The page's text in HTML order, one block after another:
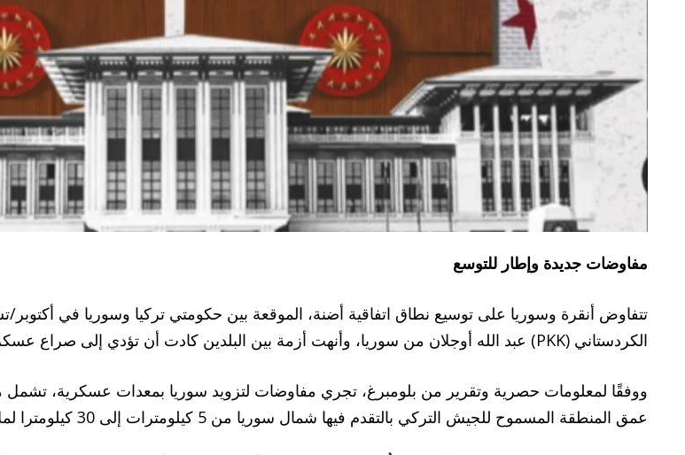
مفاوضات جديدة وإطار للتوسع
الكردستاني (PKK) عبد الله أوجلان من سوريا، وأنهت أزمة بين البلدين كادت أن تؤدي إلى صراع عسكري.
ووفقًا لمعلومات حصرية وتقرير من بلومبرغ، تجري مفاوضات لتزويد سوريا بمعدات عسكرية،
عمق المنطقة المسموح للجيش التركي بالتقدم فيها شمال سوريا من 5 كيلومترات إلى 30 كيلومترا لملاحقة عناصر حزب العمال الكردستاني.